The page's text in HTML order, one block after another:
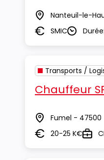
Logistique
Lieu Nanteuil-le-
Salaire
SMICDurée
Transports /
Chauffeur
Lieu Fumel - 47500
Salaire20-25 K€Type